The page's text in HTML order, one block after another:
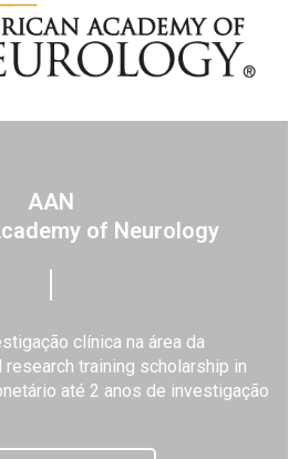
AAN
of Neurology
clínica na área da
research training scholarship in
até 2 anos de investigação